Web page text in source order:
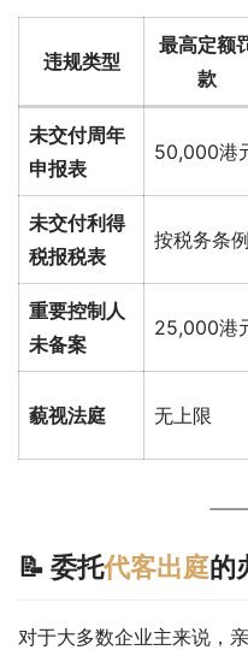
违规类型
最高定额
款
未交付周年
申报表
50,000港
未交付利得
税报税表
按税务条例
重要控制人
未备案
25,000港
藐视法庭 无上限
📝 委托代客出庭的
对于大多数企业主来说，